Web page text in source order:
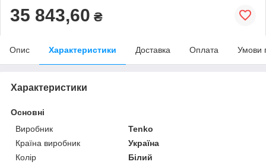
35 843,60 ₴
Опис Характеристики Доставка Оплата Умови
Характеристики
Основні
Виробник
Tenko
Країна виробник
Україна
Колір
Білий